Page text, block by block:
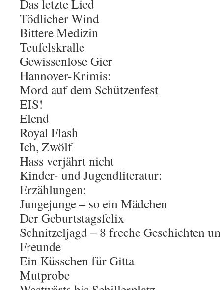
Das letzte Lied
Tödlicher Wind
Bittere Medizin
Teufelskralle
Gewissenlose Gier
Hannover-Krimis:
Mord auf dem Schützenfest
EIS!
Elend
Royal Flash
Ich, Zwölf
Hass verjährt nicht
Kinder- und Jugendliteratur:
Erzählungen:
Jungejunge – so ein Mädchen
Der Geburtstagsfelix
Schnitzeljagd – 8 freche Geschichten
Freunde
Ein Küsschen für Gitta
Mutprobe